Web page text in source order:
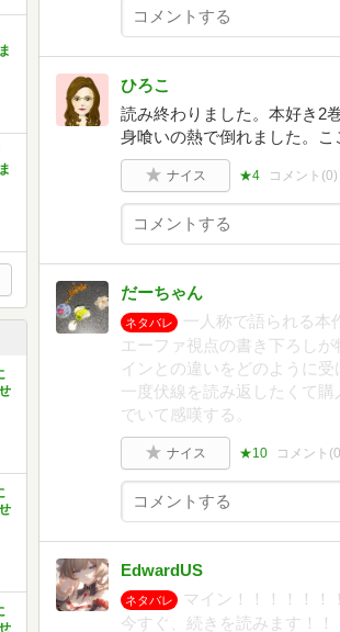
ひろこ
読み終わりました。本好き2
身喰いの熱で倒れました。こ
ナイス ★4 コメント(0)
だーちゃん
ネタバレ
一人称で語られる本
エーファ視点の書き下ろし
インとの違いをどのように
一度伏線を読み返したくて
でいて感嘆する。
ナイス ★10 コメント(0
EdwardUS
ネタバレ
マイン！！！！！！
今すぐ、続きを読みます！！